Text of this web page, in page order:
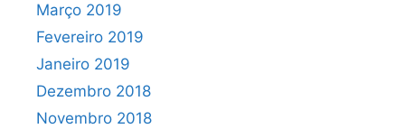
Março 2019
Fevereiro 2019
Janeiro 2019
Dezembro 2018
Novembro 2018